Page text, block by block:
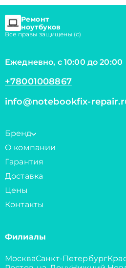
Ремонт
ноутбуков
Все правы защищены (с)
Ежедневно, с 10:00 до 20:00
+78001008867
info@notebookfix-
Бренд
О компании
Гарантия
Доставка
Цены
Контакты
Филиалы
МоскваСанкт-Петербург